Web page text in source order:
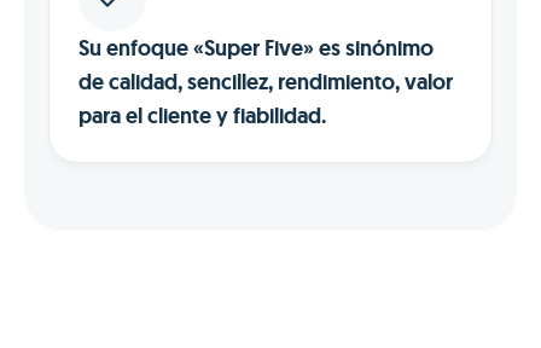
Su enfoque «Super Five» es sinónimo
de calidad, sencillez, rendimiento, valor
para el cliente y fiabilidad.